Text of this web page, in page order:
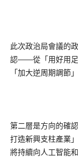
此次政治局會議的
認——從「用好用足
「加大逆周期調節
第二層是方向的確
打造新興支柱產業
將持續向人工智能